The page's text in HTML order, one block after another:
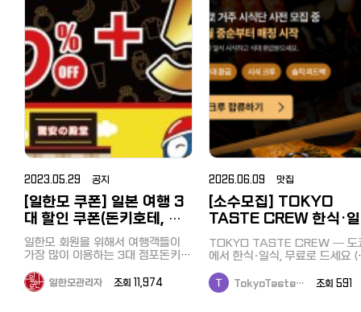
2023.05.29 공지
[일한모 쿠폰] 일본 여행 3
대 할인 쿠폰(돈키호테, 마
츠모토 키요시, 빅카메라)
일한모 회원을 위해서 여행객들이
가장 많이 이용하는 3대 점포돈키호
인 쿠폰을 준비했습니다. 구매액에
따라 최대 10% + 면세 10%, 20%
일한모관리자 조회 11,974
2026.06.09 맛집
[소수모집] TOKYO
TASTE CREW 한식·
시식단 — 1차 사전 모집
TOKYO TASTE CREW — 도
에서 한식·일식, 무료로 드세요 (
죠. 저희는 검증된 한식·일식 매
서 식사 → 솔직한 피드백 1개 →
TokyoTaste… 조회 591